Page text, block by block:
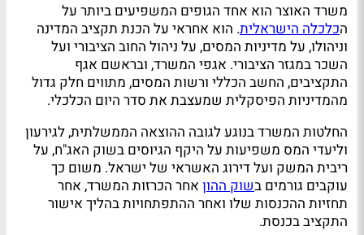
משרד האוצר הוא אחד הגופים המשפיעים ביותר על
הכלכלה הישראלית. הוא אחראי על הכנת תקציב המדינה
וניהולו, על מדיניות המסים, על ניהול החוב הציבורי ועל
השכר במגזר הציבורי. אגפי המשרד, ובראשם אגף
התקציבים, החשב הכללי ורשות המסים, מתווים חלק גדול
מהמדיניות הפיסקלית שמעצבת את סדר היום הכלכלי.
החלטות המשרד בנוגע לגובה ההוצאה הממשלתית, לגירעון
וליעדי המס משפיעות על היקף הגיוסים בשוק האג"ח, על
ריבית המשק ועל דירוג האשראי של ישראל. משום כך
עוקבים גורמים בשוק ההון אחר הכרזות המשרד, אחר
תחזיות ההכנסות שלו ואחר ההתפתחויות בהליך אישור
התקציב בכנסת.